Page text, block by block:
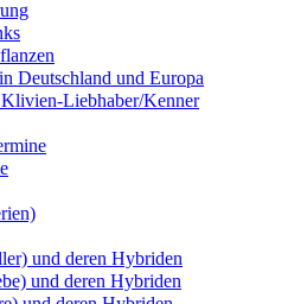
Deutschland und Europa
Liebhaber/Kenner
und deren Hybriden
und deren Hybriden